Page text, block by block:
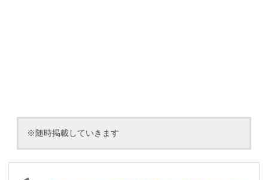
※随時掲載していきます